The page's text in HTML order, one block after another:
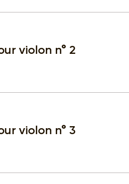
violon n° 2
violon n° 3